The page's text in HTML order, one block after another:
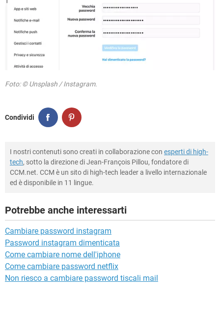
Foto: © Unsplash / Instagram.
Condividi
I nostri contenuti sono creati in collaborazione con esperti di high-
tech, sotto la direzione di Jean-François Pillou, fondatore di
CCM.net. CCM è un sito di high-tech leader a livello internazionale
ed è disponibile in 11 lingue.
Potrebbe anche interessarti
Cambiare password instagram
Password instagram dimenticata
Come cambiare nome dell'iphone
Come cambiare password netflix
Non riesco a cambiare password tiscali mail